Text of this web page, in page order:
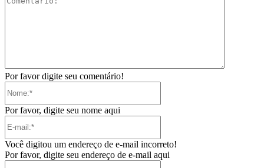
Por favor digite seu comentário!
Por favor, digite seu nome aqui
Você digitou um endereço de e-mail incorreto!
Por favor, digite seu endereço de e-mail aqui